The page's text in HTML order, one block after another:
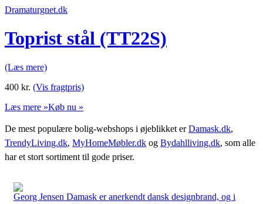
Dramaturgnet.dk
Toprist stål (TT22S)
(Læs mere)
400 kr. (Vis fragtpris)
Læs mere »Køb nu »
De mest populære bolig-webshops i øjeblikket erDamask.dk,
TrendyLiving.dk, MyHomeMøbler.dk og Bydahlliving.dk, som alle
har et stort sortiment til gode priser.
Georg Jensen Damask er anerkendt dansk designbrand, og i